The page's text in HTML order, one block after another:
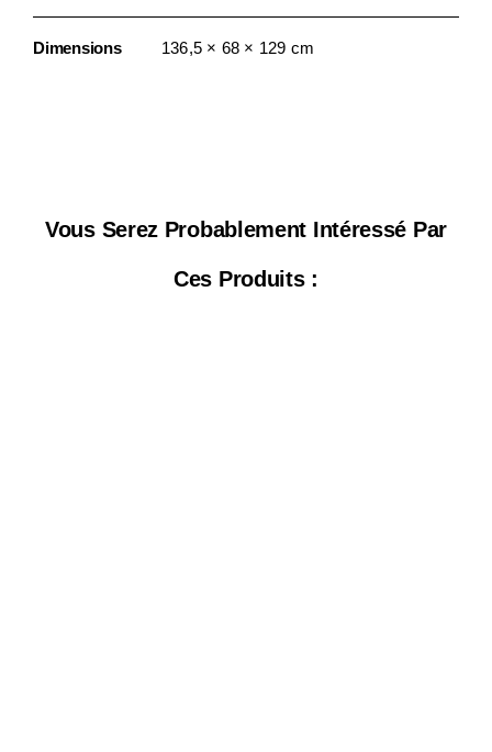
Dimensions 136,5 × 68 × 129 cm
Vous Serez Probablement Intéressé Par
Ces Produits :